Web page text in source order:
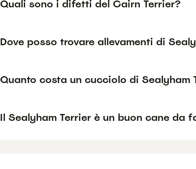
Quali sono i difetti del Cairn Terrier?
Dove posso trovare allevamenti di
Quanto costa un cucciolo di Sealyham
Il Sealyham Terrier è un buon cane da